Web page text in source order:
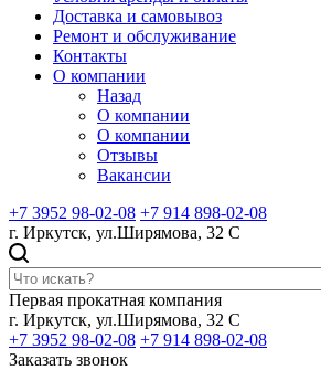
Доставка и самовывоз
Ремонт и обслуживание
Контакты
О компании
Назад
О компании
О компании
Отзывы
Вакансии
+7 3952 98-02-08 +7 914 898-02-08
г. Иркутск, ул.Ширямова, 32 С
Первая прокатная компания
г. Иркутск, ул.Ширямова, 32 С
+7 3952 98-02-08 +7 914 898-02-08
Заказать звонок